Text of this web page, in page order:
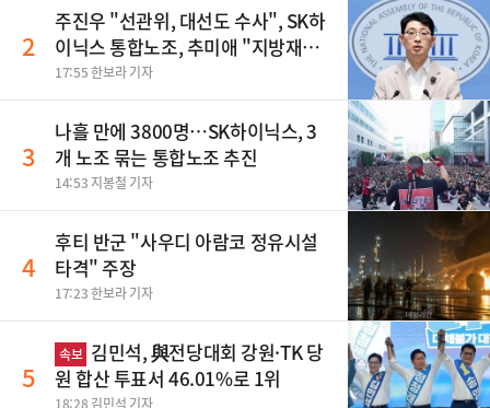
2
주진우 "선관위, 대선도 수사", SK하
이닉스 통합노조, 추미애 "지방재정
바꿔야", 세제개편 이달 정리 등
17:55 한보라 기자
3
나흘 만에 3800명…SK하이닉스, 3
개 노조 묶는 통합노조 추진
14:53 지봉철 기자
4
후티 반군 "사우디 아람코 정유시설
타격" 주장
17:23 한보라 기자
5
속보 김민석, 與전당대회 강원·TK 당
원 합산 투표서 46.01%로 1위
18:28 김민석 기자